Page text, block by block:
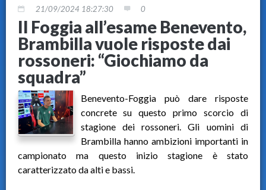
21/09/2024 18:27:30 0
Il Foggia all’esame Benevento,
Brambilla vuole risposte dai
rossoneri: “Giochiamo da
squadra”
Benevento-Foggia può dare risposte
concrete su questo primo scorcio di
stagione dei rossoneri. Gli uomini di
Brambilla hanno ambizioni importanti in
campionato ma questo inizio stagione è stato
caratterizzato da alti e bassi.